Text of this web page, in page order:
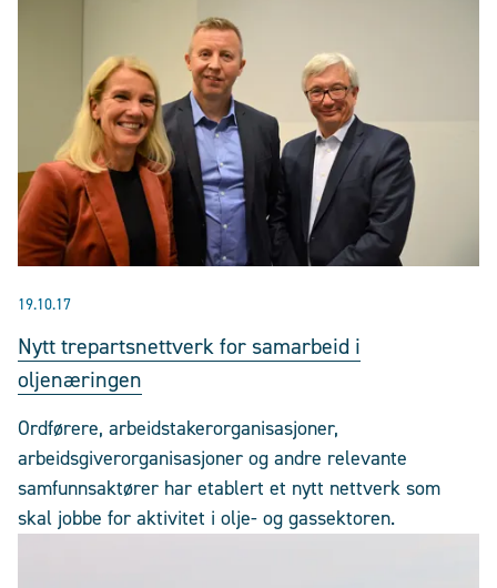
19.10.17
Nytt trepartsnettverk for samarbeid i
oljenæringen
Ordførere, arbeidstakerorganisasjoner,
arbeidsgiverorganisasjoner og andre relevante
samfunnsaktører har etablert et nytt nettverk som
skal jobbe for aktivitet i olje- og gassektoren.